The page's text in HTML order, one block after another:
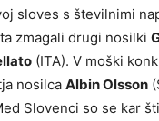
sloves s številnimi
zmagali drugi nosilki
(ITA). V moški
nosilca Albin Olsson
Slovenci so se kar